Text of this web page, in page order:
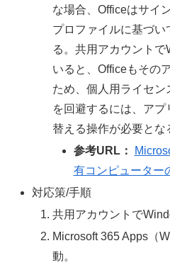
な場合、Officeはサイ
プロファイルに基づ
る。共用アカウント
いると、Officeもその
ため、個人用ライセ
を回避するには、アプ
替える操作が必要とな
参考URL：
有コンピューター
対応策/手順
共用アカウントで
Microsoft 365 Apps（
動。